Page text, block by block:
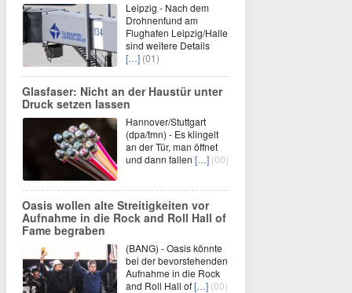
Leipzig - Nach dem
Drohnenfund am
Flughafen Leipzig/Halle
sind weitere Details
[…] (01)
Glasfaser: Nicht an der Haustür unter
Druck setzen lassen
Hannover/Stuttgart
(dpa/tmn) - Es klingelt
an der Tür, man öffnet
und dann fallen […] (00)
Oasis wollen alte Streitigkeiten vor
Aufnahme in die Rock and Roll Hall of
Fame begraben
(BANG) - Oasis könnte
bei der bevorstehenden
Aufnahme in die Rock
and Roll Hall of[…] (00)